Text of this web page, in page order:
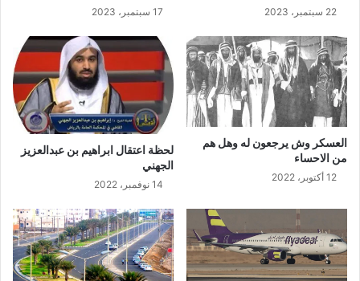
22 سبتمبر، 2023 17 سبتمبر، 2023
العسكر وش يرجعون له وهل هم
من الاحساء
12 أكتوبر، 2022
لحظة اعتقال ابراهيم بن عبدالعزيز
الجهني
14 نوفمبر، 2022